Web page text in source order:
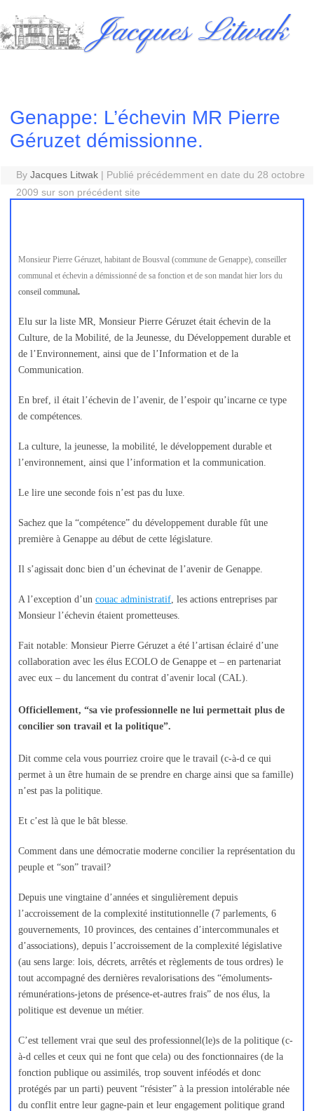
to
content
Jacques Litwak
Genappe: L’échevin MR Pierre
Géruzet démissionne.
By Jacques Litwak | Publié précédemment en date du 28 octobre
2009 sur son précédent site
Monsieur Pierre Géruzet, habitant de Bousval (commune de Genappe), conseiller
communal et échevin a démissionné de sa fonction et de son mandat hier lors du
conseil communal.
Elu sur la liste MR, Monsieur Pierre Géruzet était échevin de la
Culture, de la Mobilité, de la Jeunesse, du Développement durable et
de l’Environnement, ainsi que de l’Information et de la
Communication.
En bref, il était l’échevin de l’avenir, de l’espoir qu’incarne ce type
de compétences.
La culture, la jeunesse, la mobilité, le développement durable et
l’environnement, ainsi que l’information et la communication.
Le lire une seconde fois n’est pas du luxe.
Sachez que la “compétence” du développement durable fût une
première à Genappe au début de cette législature.
Il s’agissait donc bien d’un échevinat de l’avenir de Genappe.
A l’exception d’un couac administratif, les actions entreprises par
Monsieur l’échevin étaient prometteuses.
Fait notable: Monsieur Pierre Géruzet a été l’artisan éclairé d’une
collaboration avec les élus ECOLO de Genappe et – en partenariat
avec eux – du lancement du contrat d’avenir local (CAL).
Officiellement, “sa vie professionnelle ne lui permettait plus de
concilier son travail et la politique”.
Dit comme cela vous pourriez croire que le travail (c-à-d ce qui
permet à un être humain de se prendre en charge ainsi que sa famille)
n’est pas la politique.
Et c’est là que le bât blesse.
Comment dans une démocratie moderne concilier la représentation du
peuple et “son” travail?
Depuis une vingtaine d’années et singulièrement depuis
l’accroissement de la complexité institutionnelle (7 parlements, 6
gouvernements, 10 provinces, des centaines d’intercommunales et
d’associations), depuis l’accroissement de la complexité législative
(au sens large: lois, décrets, arrêtés et règlements de tous ordres) le
tout accompagné des dernières revalorisations des “émoluments-
rémunérations-jetons de présence-et-autres frais” de nos élus, la
politique est devenue un métier.
C’est tellement vrai que seul des professionnel(le)s de la politique (c-
à-d celles et ceux qui ne font que cela) ou des fonctionnaires (de la
fonction publique ou assimilés, trop souvent inféodés et donc
protégés par un parti) peuvent “résister” à la pression intolérable née
du conflit entre leur gagne-pain et leur engagement politique grand